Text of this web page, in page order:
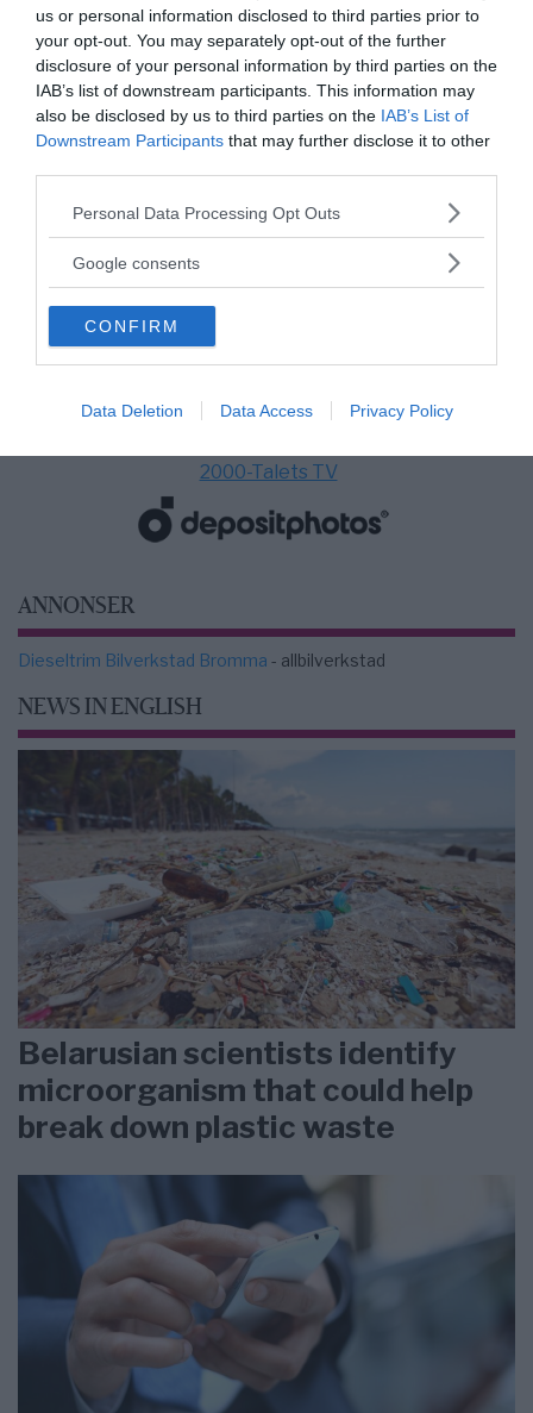
us or personal information disclosed to third parties prior to
your opt-out. You may separately opt-out of the further
disclosure of your personal information by third parties on the
IAB’s list of downstream participants. This information may
also be disclosed by us to third parties on the IAB’s List of
Downstream Participants that may further disclose it to other
Please note that this website/app uses one or more Google
not limited to your visit or usage behaviour. You may click to
use your data for below specified purposes in below Google
consent section.
Personal Data Processing Opt Outs
Google consents
CONFIRM
Data Deletion Data Access Privacy Policy
MEDIA PARTNERS
2000-Talets TV
ANNONSER
Dieseltrim Bilverkstad Bromma - allbilverkstad
NEWS IN ENGLISH
Belarusian scientists identify
microorganism that could help
break down plastic waste